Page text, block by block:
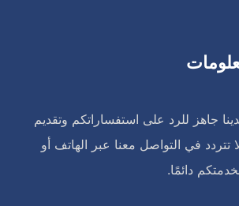
جاهز للرد على استفساراتكم وتقديم
في التواصل معنا عبر الهاتف أو
دائمًا.